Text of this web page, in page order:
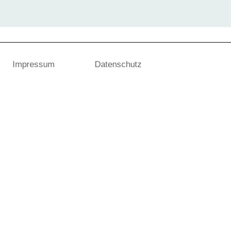
Impressum Datenschutz